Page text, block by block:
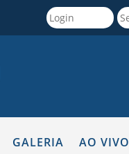
GALERIA AO VIVO